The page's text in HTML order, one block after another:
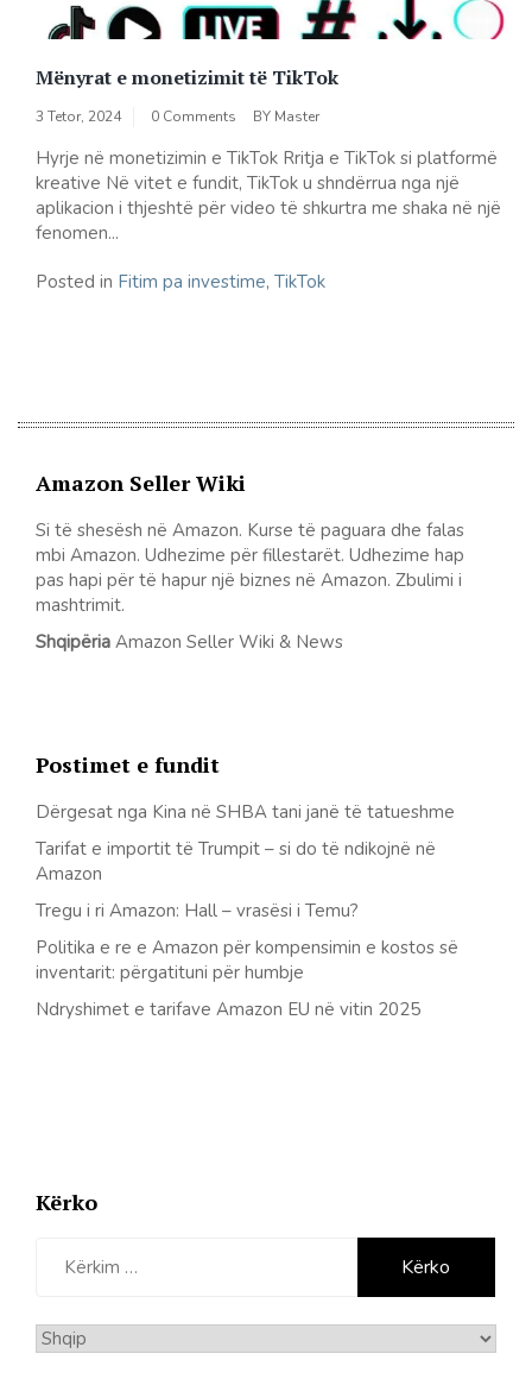
Mënyrat e monetizimit të TikTok
3 Tetor, 2024 0 Comments BY Master
Hyrje në monetizimin e TikTok Rritja e TikTok si platformë
kreative Në vitet e fundit, TikTok u shndërrua nga një
aplikacion i thjeshtë për video të shkurtra me shaka në një
fenomen...
Posted in Fitim pa investime, TikTok
Amazon Seller Wiki
Si të shesësh në Amazon. Kurse të paguara dhe falas
mbi Amazon. Udhezime për fillestarët. Udhezime hap
pas hapi për të hapur një biznes në Amazon. Zbulimi i
mashtrimit.
Shqipëria Amazon Seller Wiki & News
Postimet e fundit
Dërgesat nga Kina në SHBA tani janë të tatueshme
Tarifat e importit të Trumpit – si do të ndikojnë në
Amazon
Tregu i ri Amazon: Hall – vrasësi i Temu?
Politika e re e Amazon për kompensimin e kostos së
inventarit: përgatituni për humbje
Ndryshimet e tarifave Amazon EU në vitin 2025
Kërko
Zgjidhni
gjuhë